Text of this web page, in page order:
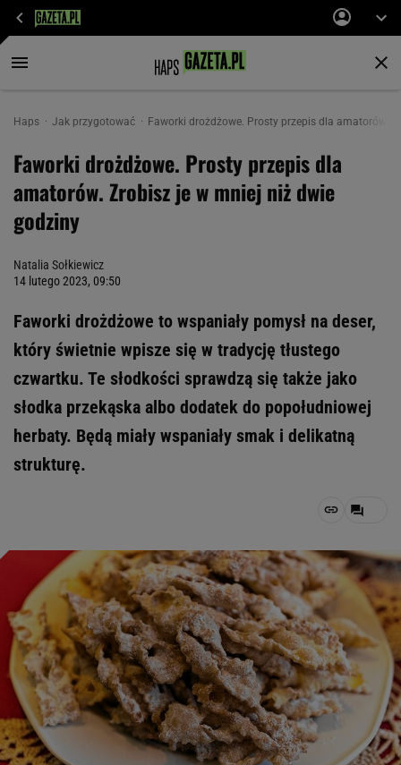
Haps Jak przygotować Faworki drożdżowe. Prosty przepis dla amatorów.
Faworki drożdżowe. Prosty przepis dla
amatorów. Zrobisz je w mniej niż dwie
godziny
Natalia Sołkiewicz
14 lutego 2023, 09:50
Faworki drożdżowe to wspaniały pomysł na deser,
który świetnie wpisze się w tradycję tłustego
czwartku. Te słodkości sprawdzą się także jako
słodka przekąska albo dodatek do popołudniowej
herbaty. Będą miały wspaniały smak i delikatną
strukturę.